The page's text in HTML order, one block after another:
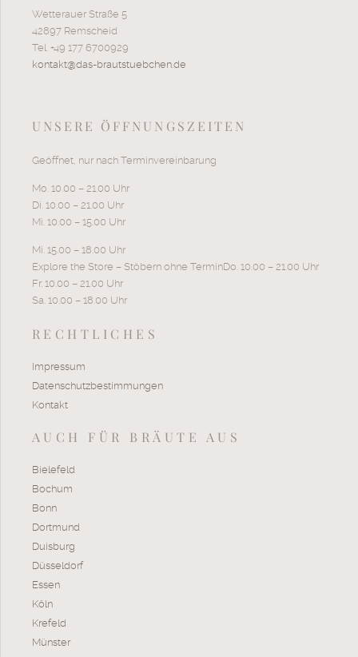
Wetterauer Straße 5
42897 Remscheid
Tel. +49 177 6700929
kontakt@das-brautstuebchen.de
UNSERE ÖFFNUNGSZEITEN
Geöffnet, nur nach Terminvereinbarung
Mo. 10.00 – 21.00 Uhr
Di. 10.00 – 21.00 Uhr
Mi. 10.00 – 15.00 Uhr
Mi. 15.00 – 18.00 Uhr
Explore the Store – Stöbern ohne TerminDo. 10.00 – 21.00 Uhr
Fr. 10.00 – 21.00 Uhr
Sa. 10.00 – 18.00 Uhr
RECHTLICHES
Impressum
Datenschutzbestimmungen
Kontakt
AUCH FÜR BRÄUTE AUS
Bielefeld
Bochum
Bonn
Dortmund
Duisburg
Düsseldorf
Essen
Köln
Krefeld
Münster